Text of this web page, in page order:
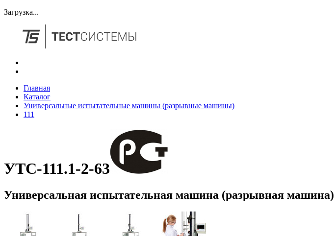
Загрузка...
Главная
Каталог
Универсальные испытательные машины (разрывные машины)
111
УТС-111.1-2-63
Универсальная испытательная машина (разрывная машина)